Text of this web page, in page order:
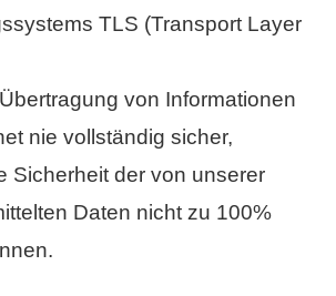
TLS (Transport Layer
von Informationen
nie vollständig sicher,
Sicherheit der von unserer
Daten nicht zu 100%